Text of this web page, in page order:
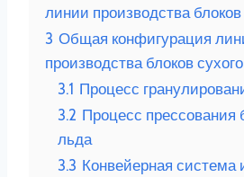
линии производства
3 Общая конфигурация
производства блоков
3.1 Процесс
3.2 Процесс прессования
льда
3.3 Конвейерная система